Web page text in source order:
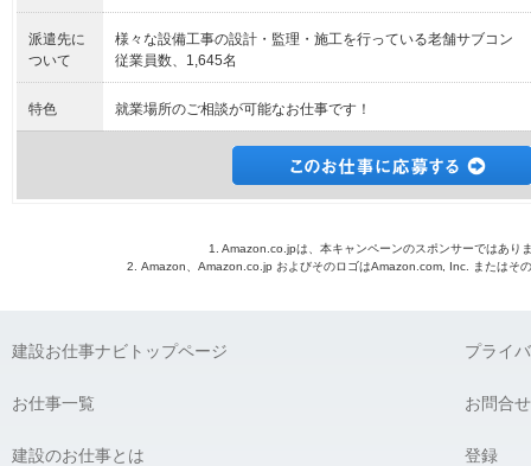
派遣先に
ついて
様々な設備工事の設計・監理・施工を行っている老舗サブコン
従業員数、1,645名
特色 就業場所のご相談が可能なお仕事です！
1. Amazon.co.jpは、本キャンペーンのスポンサーではあり
2. Amazon、Amazon.co.jp およびそのロゴはAmazon.com, Inc. またはそ
建設お仕事ナビトップページ
お仕事一覧
建設のお仕事とは
プライ
お問合せ
登録